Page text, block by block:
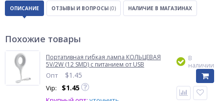
ОПИСАНИЕ ОТЗЫВЫ И ВОПРОСЫ (0) НАЛИЧИЕ В МАГАЗИНАХ
Похожие товары
Портативная гибкая лампа КОЛЬЦЕВАЯ
5V/2W (12 SMD) с питанием от USB
Опт $1.45
Vip: $1.45
В
наличии